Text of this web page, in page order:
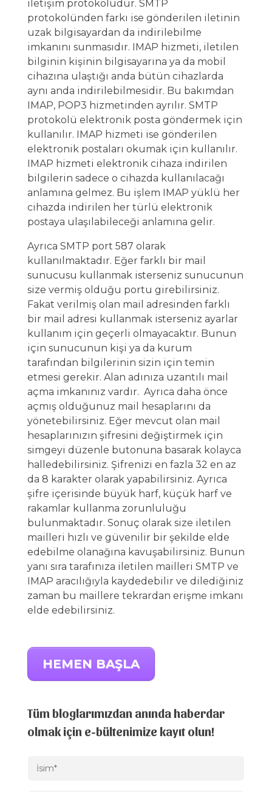
iletişim protokolüdür. SMTP
protokolünden farkı ise gönderilen iletinin
uzak bilgisayardan da indirilebilme
imkanını sunmasıdır. IMAP hizmeti, iletilen
bilginin kişinin bilgisayarına ya da mobil
cihazına ulaştığı anda bütün cihazlarda
aynı anda indirilebilmesidir. Bu bakımdan
IMAP, POP3 hizmetinden ayrılır. SMTP
protokolü elektronik posta göndermek için
kullanılır. IMAP hizmeti ise gönderilen
elektronik postaları okumak için kullanılır.
IMAP hizmeti elektronik cihaza indirilen
bilgilerin sadece o cihazda kullanılacağı
anlamına gelmez. Bu işlem IMAP yüklü her
cihazda indirilen her türlü elektronik
postaya ulaşılabileceği anlamına gelir.
Ayrıca SMTP port 587 olarak
kullanılmaktadır. Eğer farklı bir mail
sunucusu kullanmak isterseniz sunucunun
size vermiş olduğu portu girebilirsiniz.
Fakat verilmiş olan mail adresinden farklı
bir mail adresi kullanmak isterseniz ayarlar
kullanım için geçerli olmayacaktır. Bunun
için sunucunun kişi ya da kurum
tarafından bilgilerinin sizin için temin
etmesi gerekir. Alan adınıza uzantılı mail
açma imkanınız vardır. Ayrıca daha önce
açmış olduğunuz mail hesaplarını da
yönetebilirsiniz. Eğer mevcut olan mail
hesaplarınızın şifresini değiştirmek için
simgeyi düzenle butonuna basarak kolayca
halledebilirsiniz. Şifrenizi en fazla 32 en az
da 8 karakter olarak yapabilirsiniz. Ayrıca
şifre içerisinde büyük harf, küçük harf ve
rakamlar kullanma zorunluluğu
bulunmaktadır. Sonuç olarak size iletilen
mailleri hızlı ve güvenilir bir şekilde elde
edebilme olanağına kavuşabilirsiniz. Bunun
yanı sıra tarafınıza iletilen mailleri SMTP ve
IMAP aracılığıyla kaydedebilir ve dilediğiniz
zaman bu maillere tekrardan erişme imkanı
elde edebilirsiniz.
HEMEN BAŞLA
Tüm bloglarımızdan anında haberdar
olmak için e-bültenimize kayıt olun!